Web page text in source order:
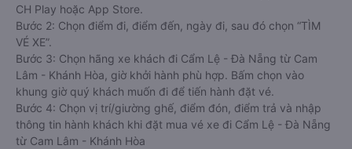
CH Play hoặc App Store.
Bước 2: Chọn điểm đi, điểm đến, ngày đi, sau đó chọn “TÌM
VÉ XE”.
Bước 3: Chọn hãng xe khách đi Cẩm Lệ - Đà Nẵng từ Cam
Lâm - Khánh Hòa, giờ khởi hành phù hợp. Bấm chọn vào
khung giờ quý khách muốn đi để tiến hành đặt vé.
Bước 4: Chọn vị trí/giường ghế, điểm đón, điểm trả và nhập
thông tin hành khách khi đặt mua vé xe đi Cẩm Lệ - Đà Nẵng
từ Cam Lâm - Khánh Hòa